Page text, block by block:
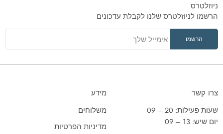
ניוזלטרס
הרשמו לניוזלטרס שלנו לקבלת עדכונים
צרו קשר
שעות פעילות: 20 – 09
יום שיש: 13 – 09
מידע
משלוחים
מדיניות הפרטיות